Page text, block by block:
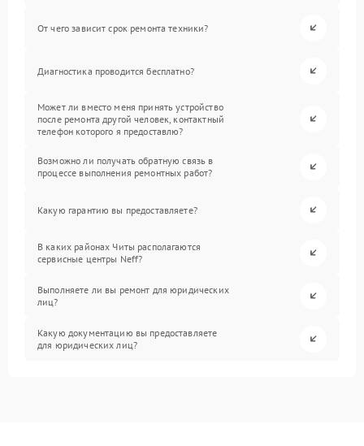
От чего зависит срок ремонта техники?
Диагностика проводится бесплатно?
Может ли вместо меня принять устройство
после ремонта другой человек, контактный
телефон которого я предоставлю?
Возможно ли получать обратную связь в
процессе выполнения ремонтных работ?
Какую гарантию вы предоставляете?
В каких районах Читы располагаются
сервисные центры Neff?
Выполняете ли вы ремонт для юридических
лиц?
Какую документацию вы предоставляете
для юридических лиц?